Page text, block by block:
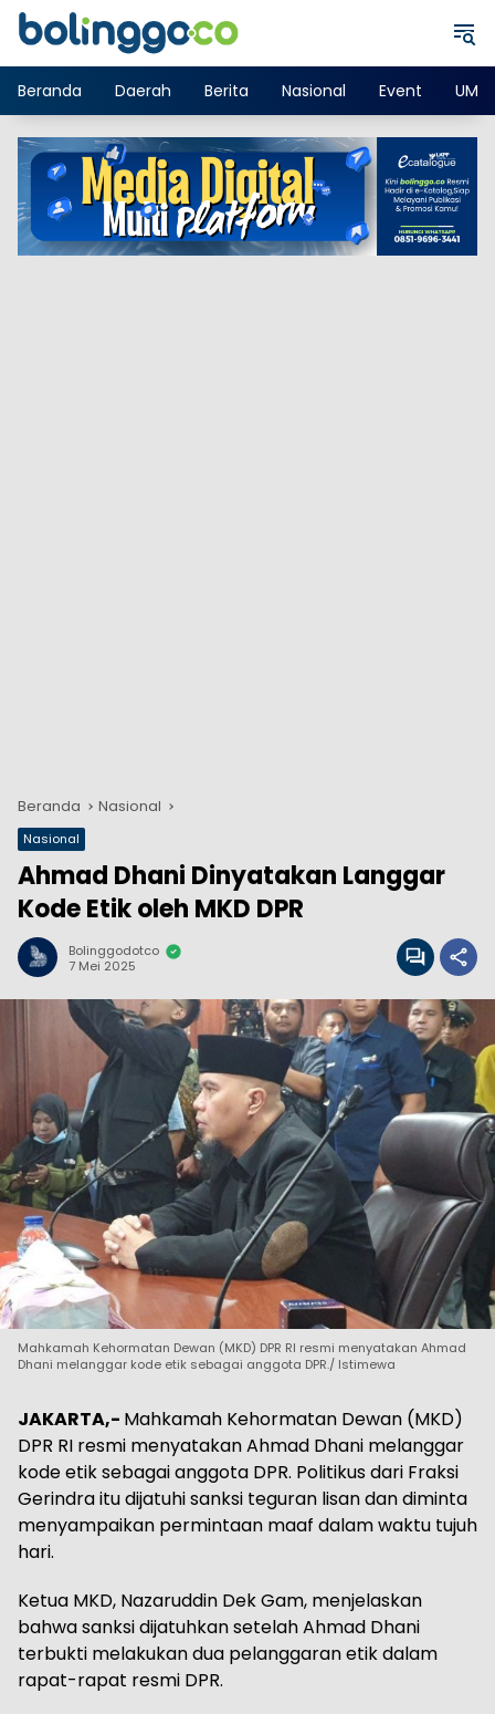
Langsung
Beranda
Daerah Berita Nasional Event
Beranda Nasional
Nasional
Ahmad Dhani Dinyatakan Langgar
Kode Etik oleh MKD DPR
Bolinggodotco
7 Mei 2025
Mahkamah Kehormatan Dewan (MKD) DPR RI resmi menyatakan Ahmad
Dhani melanggar kode etik sebagai anggota DPR./ Istimewa
JAKARTA,- Mahkamah Kehormatan Dewan (MKD)
DPR RI resmi menyatakan Ahmad Dhani melanggar
kode etik sebagai anggota DPR. Politikus dari Fraksi
Gerindra itu dijatuhi sanksi teguran lisan dan diminta
menyampaikan permintaan maaf dalam waktu tujuh
hari.
Ketua MKD, Nazaruddin Dek Gam, menjelaskan
bahwa sanksi dijatuhkan setelah Ahmad Dhani
terbukti melakukan dua pelanggaran etik dalam
rapat-rapat resmi DPR.